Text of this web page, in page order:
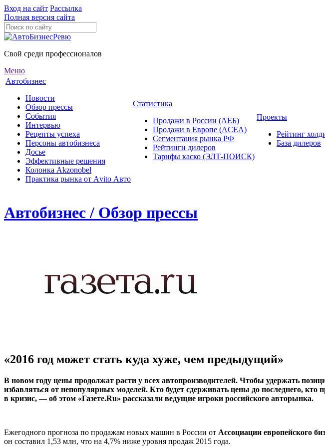
Вход на сайт Рассылка
Полная версия сайта
Свой среди профессионалов
Меню
Автобизнес
Новости
Обзор прессы
События
Интервью
Рецепты успеха
Персоны автобизнеса
Досье
Эффективные решения
Колонка Akzonobel
Практика рынка от Аvito Авто
Статистика
Продажи в России (АЕБ)
Продажи в Европе (ACEA)
Сегментация рынка РФ
Рейтинги дилеров
Тарифы каско (ЭЛТ-ПОИСК)
Проекты
Рейтинг
База дилеров
Автобизнес / Обзор прессы
«2016 год может стать куда хуже, чем предыдущий»
В новом году цены продолжат расти у всех автопроизводителей. Чтобы удержать
избавляться от непопулярных моделей. Кто будет сдерживать цены до последнего,
в кризис, — об этом «Газете.Ru» рассказали ведущие игроки российского авторынка.
Ежегодного прогноза по продажам новых машин в России от Ассоциации европейского
он составил 1,53 млн, что на 4,7% ниже уровня продаж 2015 года.